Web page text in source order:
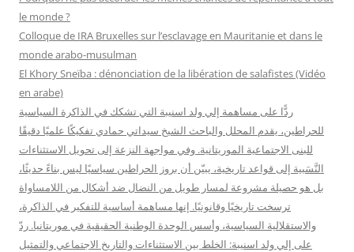
c
h
r
le monde ?
Colloque de IRA Bruxelles sur l’esclavage en Mauritanie et dans le
monde arabo-musulman
El Khory Sneïba : dénonciation de la libération de salafistes (Vidéo
en arabe)
ردًّا على مساهمة إلي ولد اسنيبة التي تشكك في الذاكرة السياسية
للحراطين، يقدم المحلل والباحث الشيخ سيداتي حمادي تفكيكًا علميًا دقيقًا
للبنى الاجتماعية الموريتانية. وفي مواجهة النزعة إلى تحويل الاستثناءات
النَّسَبية إلى قواعد تاريخية، يبيّن أن بروز الحراطين سياسيًا ليس بناءً حديثًا،
بل هو حصيلة مشروعة لمسار طويل من النضال ضد أشكال من اللامساواة
ترسخت تاريخيًا وقانونيًا. إنها مساهمة أساسية للتفكير في الذاكرة،
والاستقلالية السياسية، وأسس الوحدة الوطنية الحقيقية في موريتانيا. ردّ
على إلي ولد اسنيبة: الخلط بين الاستثناءات والتاريخ الاجتماعي والتمثيل